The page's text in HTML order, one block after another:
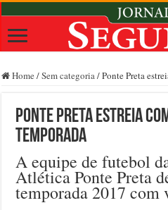
Home /Sem categoria/Ponte Preta
Ponte Preta estreia
temporada
A equipe de futebol
Atlética Ponte Preta
temporada 2017 com